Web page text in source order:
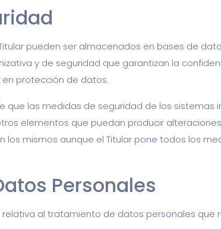
pueden ser almacenados en bases de
y de seguridad que garantizan la
protección de datos.
que las medidas de seguridad de los
elementos que puedan producir
los mismos aunque el Titular pone todos los
Personales
al tratamiento de datos personales que